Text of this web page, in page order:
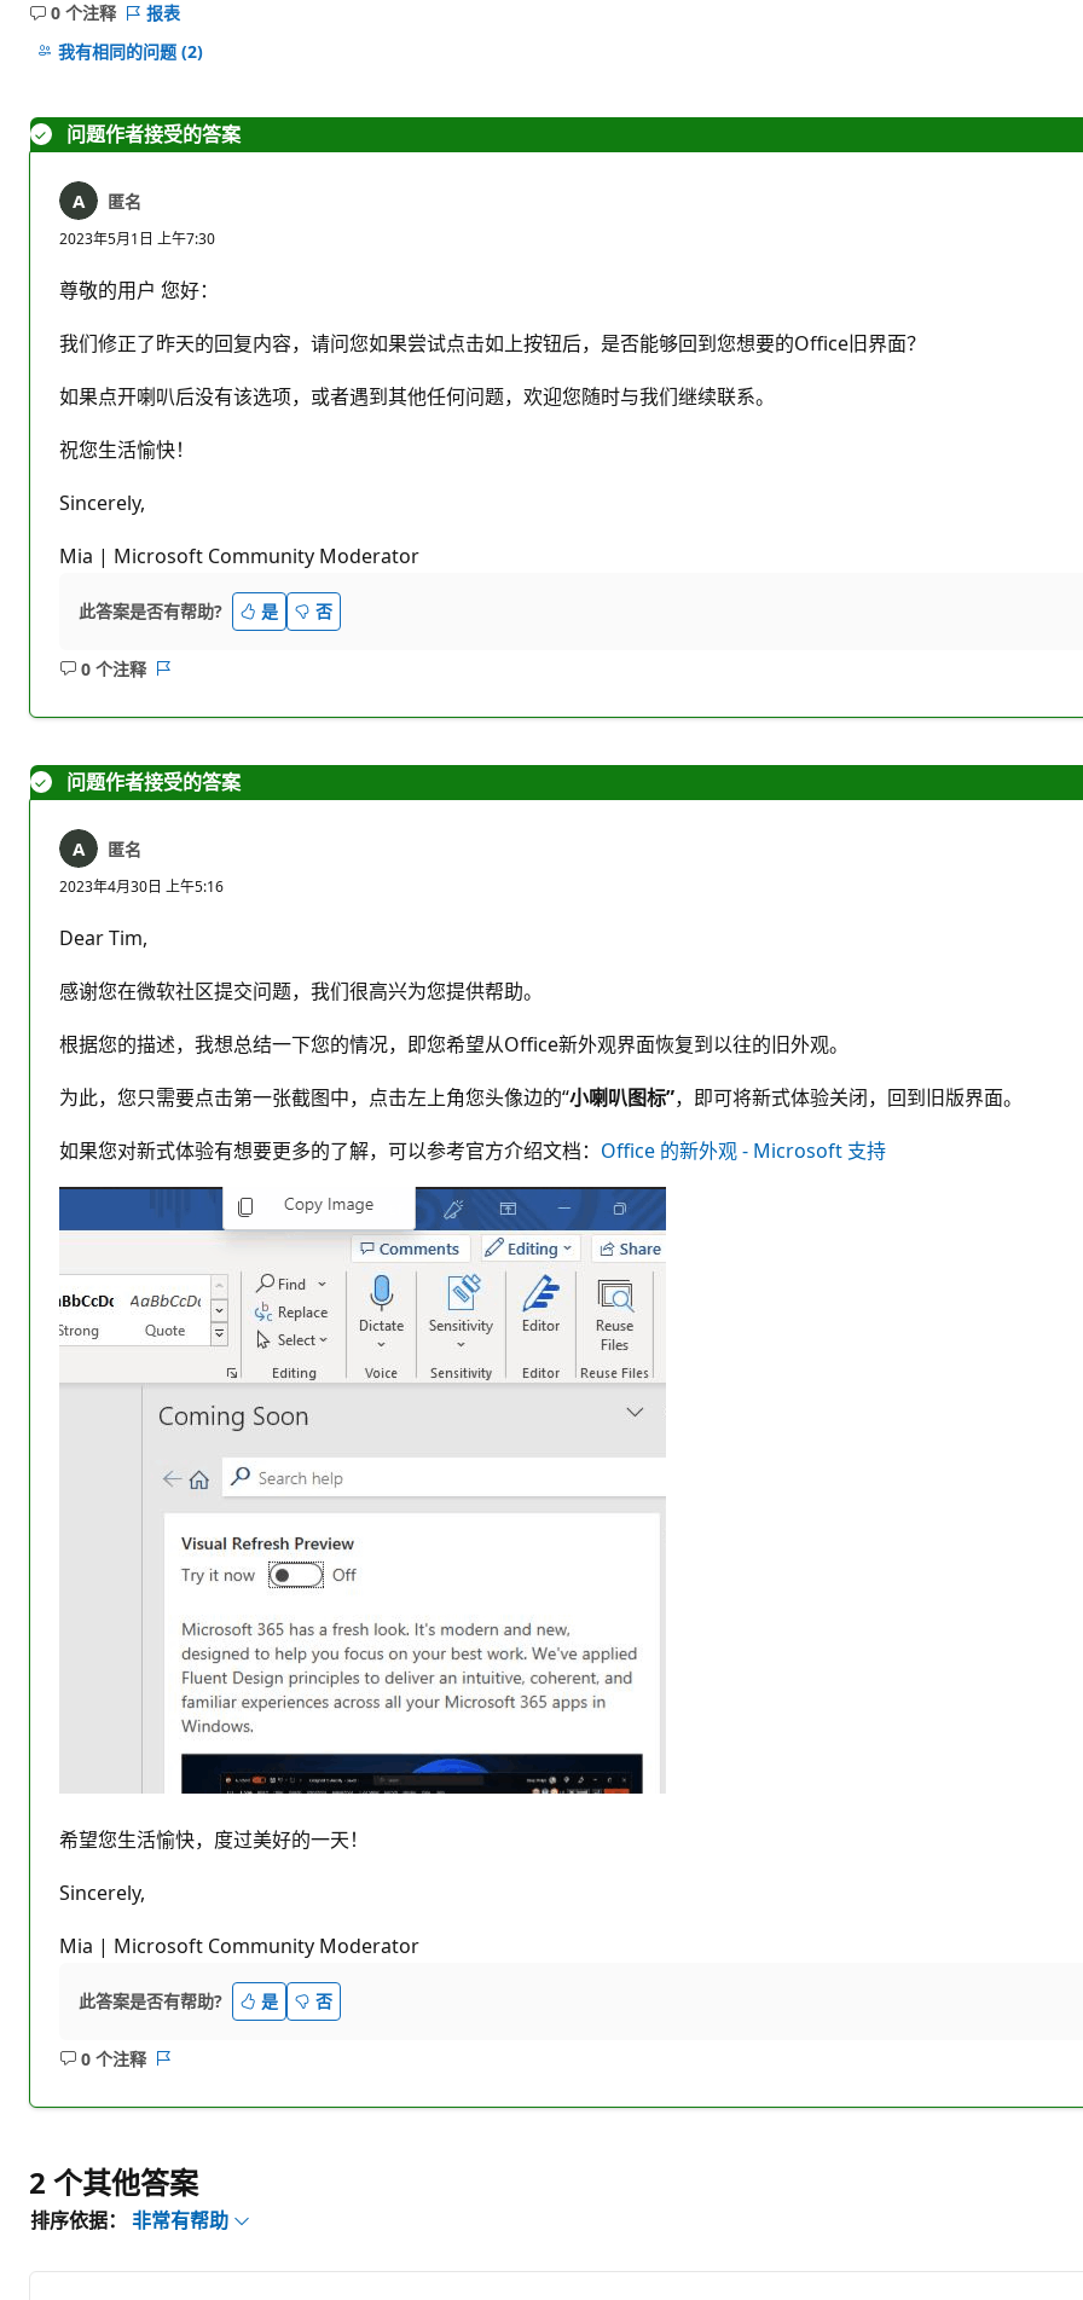
0 个注释
无
注
报表
我有相同的问题 (2)
问题作者接受的答案
匿名
2023年5月1日 上午7:30
尊敬的用户 您好：
我们修正了昨天的回复内容，请问您如果尝试点击如上按钮后，是否能够回到您想要的Office旧界面？
如果点开喇叭后没有该选项，或者遇到其他任何问题，欢迎您随时与我们继续联系。
祝您生活愉快！
Sincerely,
Mia | Microsoft Community Moderator
此答案是否有帮助? 是 否
0 个注释
无
问题作者接受的答案
匿名
2023年4月30日 上午5:16
Dear Tim,
感谢您在微软社区提交问题，我们很高兴为您提供帮助。
根据您的描述，我想总结一下您的情况，即您希望从Office新外观界面恢复到以往的旧外观。
为此，您只需要点击第一张截图中，点击左上角您头像边的“小喇叭图标”，即可将新式体验关闭，回到旧版界面。
如果您对新式体验有想要更多的了解，可以参考官方介绍文档： Office 的新外观 - Microsoft 支持
希望您生活愉快，度过美好的一天！
Sincerely,
Mia | Microsoft Community Moderator
此答案是否有帮助? 是 否
0 个注释
无
2 个其他答案
排序依据： 非常有帮助